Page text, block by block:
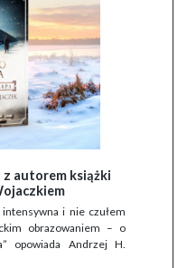
z autorem książki
i nie czułem
obrazowaniem – o
opowiada Andrzej H.